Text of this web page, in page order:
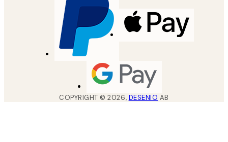
COPYRIGHT ©2026, DESENIO AB